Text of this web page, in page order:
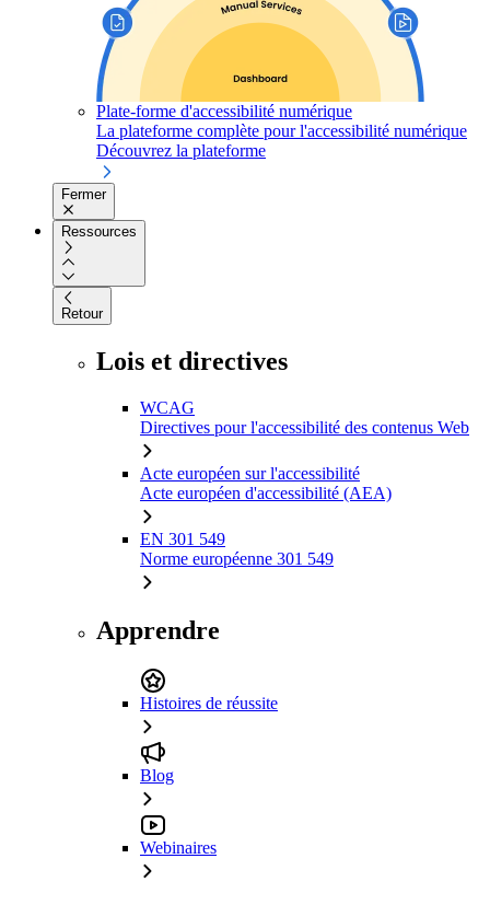
Plate-forme d'accessibilité numérique
La plateforme complète pour l'accessibilité numérique
Découvrez la plateforme
Fermer
Ressources
Retour
Lois et directives
WCAG
Directives pour l'accessibilité des contenus Web
Acte européen sur l'accessibilité
Acte européen d'accessibilité (AEA)
EN 301 549
Norme européenne 301 549
Apprendre
Histoires de réussite
Blog
Webinaires